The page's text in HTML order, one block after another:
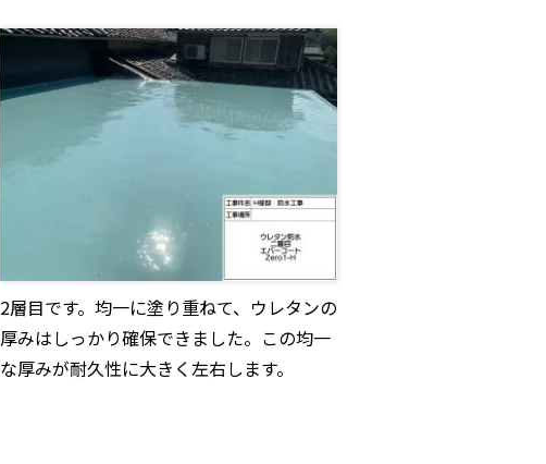
2層目です。均一に塗り重ねて、ウレタンの
厚みはしっかり確保できました。この均一
な厚みが耐久性に大きく左右します。